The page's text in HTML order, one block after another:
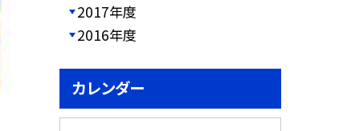
2017年度
2016年度
カレンダー